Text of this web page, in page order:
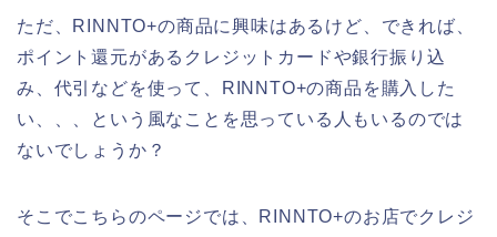
ただ、RINNTO+の商品に興味はあるけど、できれば、
ポイント還元があるクレジットカードや銀行振り込
み、代引などを使って、RINNTO+の商品を購入した
い、、、という風なことを思っている人もいるのでは
ないでしょうか？
そこでこちらのページでは、RINNTO+のお店でクレジ